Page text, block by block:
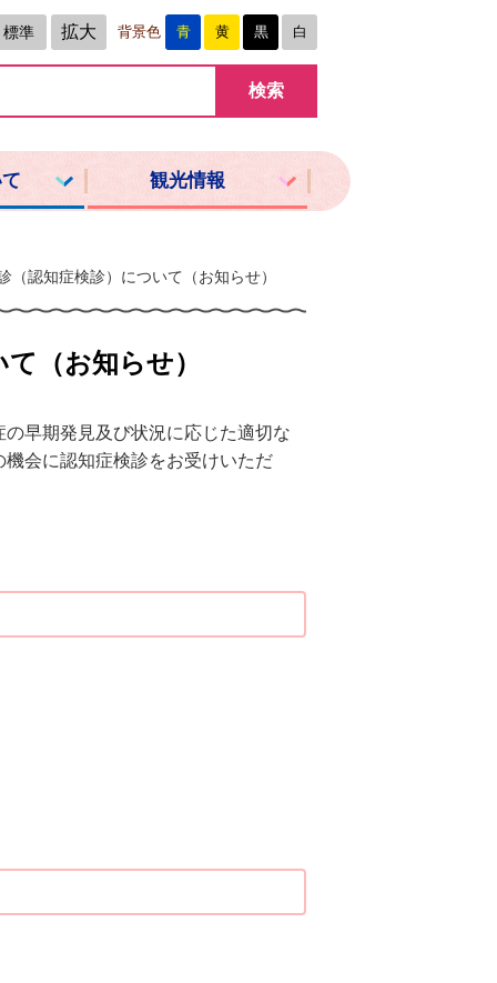
標準 拡大 背景色 青 黄 黒 白
観光情報
認知症検診）について（お知らせ）
（お知らせ）
早期発見及び状況に応じた適切な
会に認知症検診をお受けいただ